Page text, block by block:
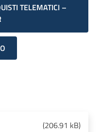
TELEMATICI –
(206.91 kB)